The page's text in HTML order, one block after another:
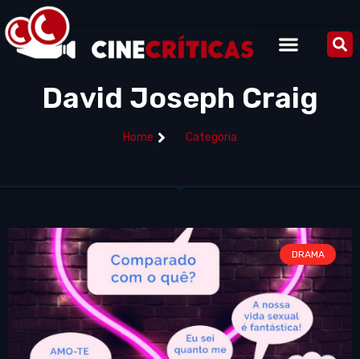
David Joseph Craig
Home Categoria
DRAMA